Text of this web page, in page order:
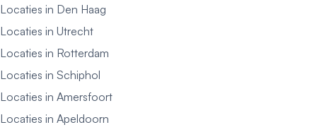
Locaties in Den Haag
Locaties in Utrecht
Locaties in Rotterdam
Locaties in Schiphol
Locaties in Amersfoort
Locaties in Apeldoorn